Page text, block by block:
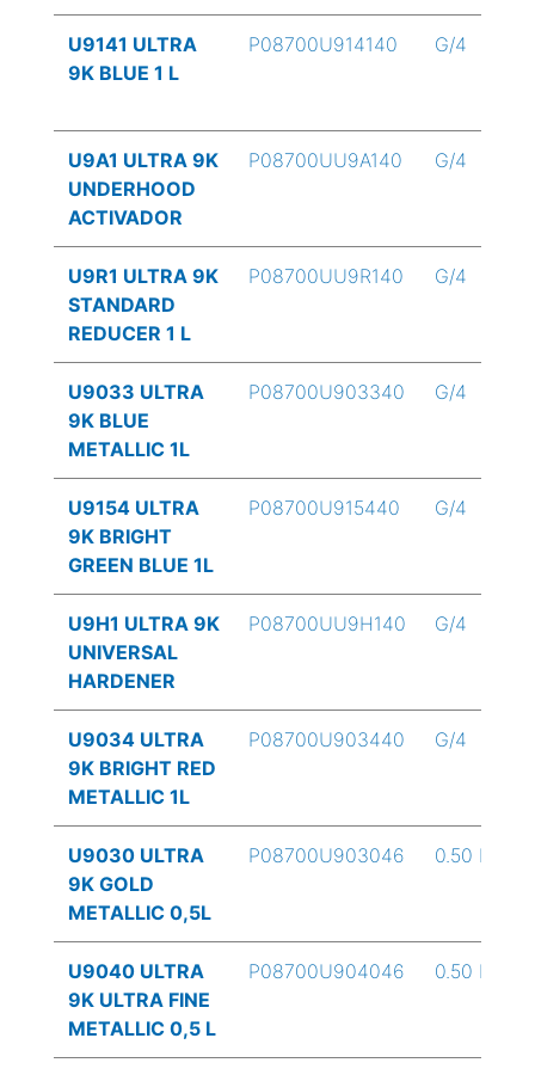
U9141 ULTRA
9K BLUE 1 L
P08700U914140 G/4
U9A1 ULTRA 9K
UNDERHOOD
ACTIVADOR
P08700UU9A140 G/4
U9R1 ULTRA 9K
STANDARD
REDUCER 1 L
P08700UU9R140 G/4
U9033 ULTRA
9K BLUE
METALLIC 1L
P08700U903340 G/4
U9154 ULTRA
9K BRIGHT
GREEN BLUE 1L
P08700U915440 G/4
U9H1 ULTRA 9K
UNIVERSAL
HARDENER
P08700UU9H140 G/4
U9034 ULTRA
9K BRIGHT RED
METALLIC 1L
P08700U903440 G/4
U9030 ULTRA
9K GOLD
METALLIC 0,5L
P08700U903046 0.50 L
U9040 ULTRA
9K ULTRA FINE
METALLIC 0,5 L
P08700U904046 0.50 L